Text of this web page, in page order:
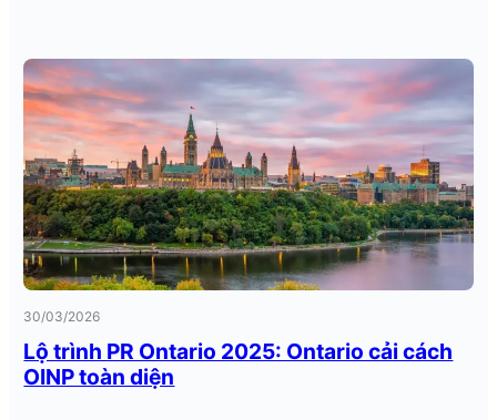
30/03/2026
Lộ trình PR Ontario 2025: Ontario cải cách
OINP toàn diện